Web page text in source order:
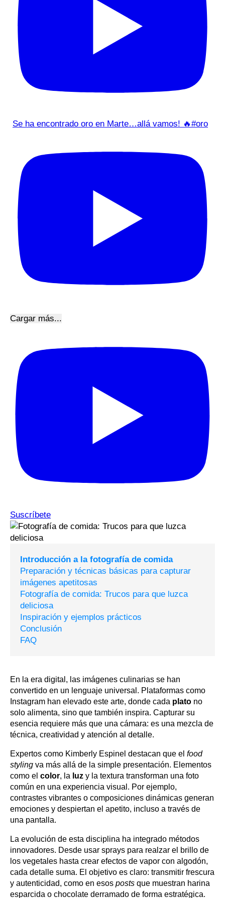
Se ha encontrado oro en Marte…allá vamos! 🔥#oro
Cargar más...
Suscríbete
Introducción a la fotografía de comida
Preparación y técnicas básicas para capturar
imágenes apetitosas
Fotografía de comida: Trucos para que luzca
deliciosa
Inspiración y ejemplos prácticos
Conclusión
FAQ
En la era digital, las imágenes culinarias se han
convertido en un lenguaje universal. Plataformas como
Instagram han elevado este arte, donde cada plato no
solo alimenta, sino que también inspira. Capturar su
esencia requiere más que una cámara: es una mezcla de
técnica, creatividad y atención al detalle.
Expertos como Kimberly Espinel destacan que el food
styling va más allá de la simple presentación. Elementos
como el color, la luz y la textura transforman una foto
común en una experiencia visual. Por ejemplo,
contrastes vibrantes o composiciones dinámicas generan
emociones y despiertan el apetito, incluso a través de
una pantalla.
La evolución de esta disciplina ha integrado métodos
innovadores. Desde usar sprays para realzar el brillo de
los vegetales hasta crear efectos de vapor con algodón,
cada detalle suma. El objetivo es claro: transmitir frescura
y autenticidad, como en esos posts que muestran harina
esparcida o chocolate derramado de forma estratégica.